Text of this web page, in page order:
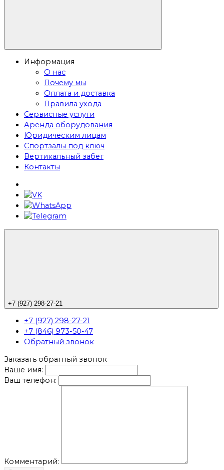
Информация
О нас
Почему мы
Оплата и доставка
Правила ухода
Сервисные услуги
Аренда оборудования
Юридическим лицам
Спортзалы под ключ
Вертикальный забег
Контакты
+7 (927) 298-27-21
+7 (927) 298-27-21
+7 (846) 973-50-47
Обратный звонок
Заказать обратный звонок
Ваше имя:
Ваш телефон:
Комментарий: